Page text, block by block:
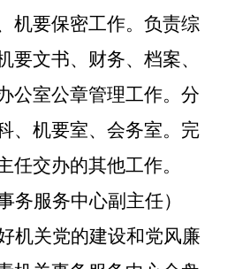
机要保密工作。负责综
要文书、财务、档案、
公室公章管理工作。分
、机要室、会务室。完
任交办的其他工作。
务服务中心副主任）
机关党的建设和党风廉